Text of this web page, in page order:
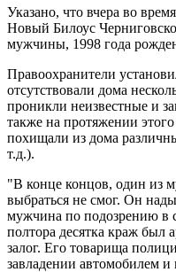
Указано, что вчера во
Новый Билоус
мужчины, 1998 года
Правоохранители
отсутствовали дома
проникли неизвестные и
также на протяжении
похищали из дома
т.д.).
"В конце концов, один из
выбраться не смог. Он
мужчина по подозрению в
полтора десятка краж был
залог. Его товарища
завладении автомобилем